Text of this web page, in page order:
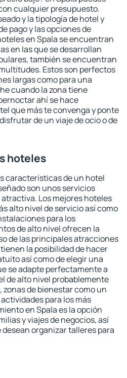
cualquier presupuesto.
y la tipología de hotel y
pago y las opciones de
en Spala se encuentran
en las que se desarrollan
también se encuentran
Estos son perfectos
largas como para una
cuando la zona tiene
ahí se hace
que más te convenga y ponte
de un viaje de ocio o de
hoteles
características de un hotel
son unos servicios
Los mejores hoteles
alto nivel de servicio así como
para los
de alto nivel ofrecen la
de las principales atracciones
la posibilidad de hacer
así como de elegir una
se adapte perfectamente a
de alto nivel probablemente
de bienestar como un
para los más
en Spala es la opción
y viajes de negocios, así
organizar talleres para